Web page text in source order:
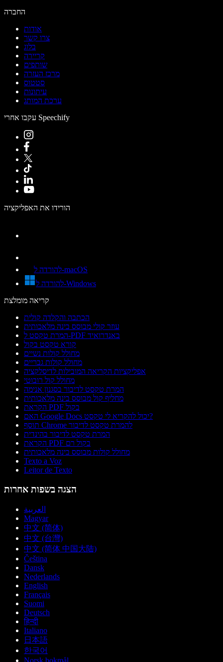
החברה
אודות
צרו קשר
בלוג
קריירה
שותפים
מרכז העזרה
סטטוס
עיתונות
ערכת המותג
עקבו אחרי Speechify
הורידו את האפליקציה
להורדה ל-macOS
להורדה ל-Windows
קריאה מומלצת
הכתבה והקלדה קולית
עוזר קולי מבוסס בינה מלאכותית
המרת טקסט ל-PDF באנדרואיד
קורא טקסט בקול
מחולל קולות נשיים
מחולל קולות גבריים
אפליקציות הקריאה המובילות לדיסלקציה
מחולל קול רובוטי
המרת טקסט לדיבור בסגנון אנימה
מחליף קול מבוסס בינה מלאכותית
הקראת PDF בקול
האם Google Docs יכול להקריא לי טקסט?
תוסף Chrome להמרת טקסט לדיבור
המרת טקסט לדיבור בהינדית
הקראת PDF בקול רם
מחולל קולות מבוסס בינה מלאכותית
Texto a Voz
Leitor de Texto
הצגה בשפות אחרות
العربية
Magyar
中文 (简体)
中文 (台灣)
中文 (简体 中国大陆)
Čeština
Dansk
Nederlands
English
Français
Suomi
Deutsch
हिन्दी
Italiano
日本語
한국어
Norsk bokmål